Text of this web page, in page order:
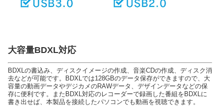
大容量BDXL対応
BDXLの書込み、ディスクイメージの作成、音楽CDの作成、ディスク消
去などが可能です。BDXLでは128GBのデータ保存ができますので、大
容量の動画データやデジカメのRAWデータ、デザインデータなどの保
存に便利です。またBDXL対応のレコーダーで録画した番組をBDXLに
書き出せば、本製品を接続したパソコンでも動画を視聴できます。